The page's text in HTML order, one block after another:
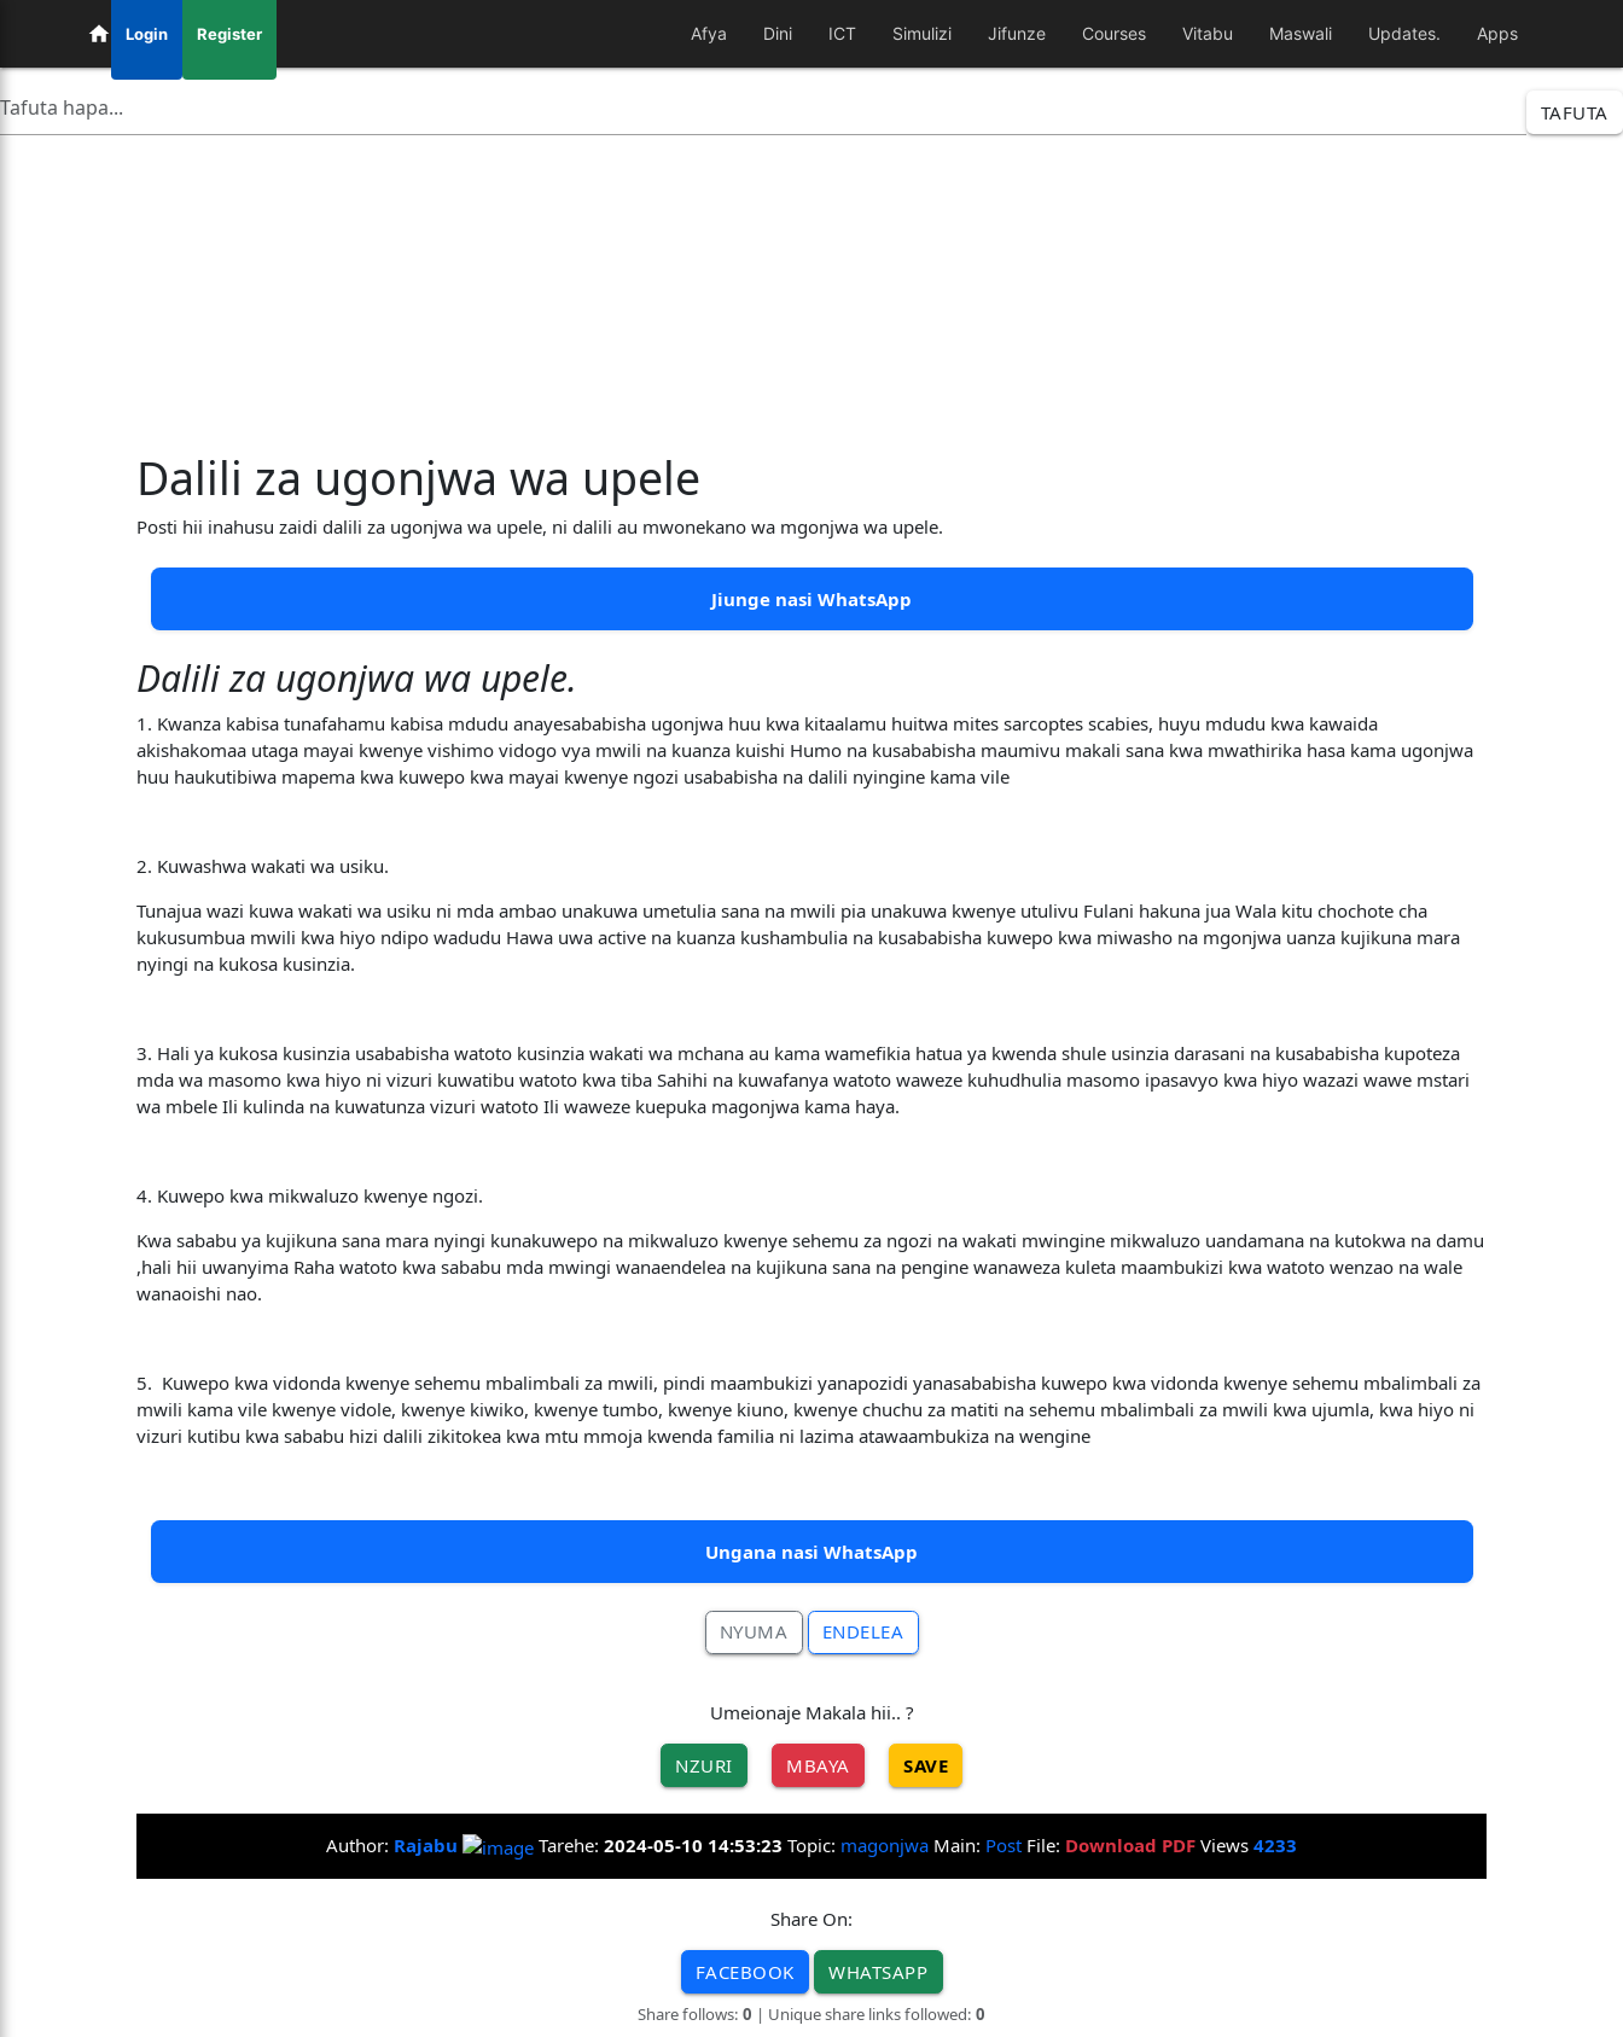
Login Register Afya Dini ICT Simulizi Jifunze Courses Vitabu Maswali Updates. Apps
TAFUTA
Dalili za ugonjwa wa upele
Posti hii inahusu zaidi dalili za ugonjwa wa upele, ni dalili au mwonekano wa mgonjwa wa upele.
Jiunge nasi WhatsApp
Dalili za ugonjwa wa upele.
1. Kwanza kabisa tunafahamu kabisa mdudu anayesababisha ugonjwa huu kwa kitaalamu huitwa mites sarcoptes scabies, huyu mdudu kwa kawaida
akishakomaa utaga mayai kwenye vishimo vidogo vya mwili na kuanza kuishi Humo na kusababisha maumivu makali sana kwa mwathirika hasa kama ugonjwa
huu haukutibiwa mapema kwa kuwepo kwa mayai kwenye ngozi usababisha na dalili nyingine kama vile
2. Kuwashwa wakati wa usiku.
Tunajua wazi kuwa wakati wa usiku ni mda ambao unakuwa umetulia sana na mwili pia unakuwa kwenye utulivu Fulani hakuna jua Wala kitu chochote cha
kukusumbua mwili kwa hiyo ndipo wadudu Hawa uwa active na kuanza kushambulia na kusababisha kuwepo kwa miwasho na mgonjwa uanza kujikuna mara
nyingi na kukosa kusinzia.
3. Hali ya kukosa kusinzia usababisha watoto kusinzia wakati wa mchana au kama wamefikia hatua ya kwenda shule usinzia darasani na kusababisha kupoteza
mda wa masomo kwa hiyo ni vizuri kuwatibu watoto kwa tiba Sahihi na kuwafanya watoto waweze kuhudhulia masomo ipasavyo kwa hiyo wazazi wawe mstari
wa mbele Ili kulinda na kuwatunza vizuri watoto Ili waweze kuepuka magonjwa kama haya.
4. Kuwepo kwa mikwaluzo kwenye ngozi.
Kwa sababu ya kujikuna sana mara nyingi kunakuwepo na mikwaluzo kwenye sehemu za ngozi na wakati mwingine mikwaluzo uandamana na kutokwa na damu
,hali hii uwanyima Raha watoto kwa sababu mda mwingi wanaendelea na kujikuna sana na pengine wanaweza kuleta maambukizi kwa watoto wenzao na wale
wanaoishi nao.
5. Kuwepo kwa vidonda kwenye sehemu mbalimbali za mwili, pindi maambukizi yanapozidi yanasababisha kuwepo kwa vidonda kwenye sehemu mbalimbali za
mwili kama vile kwenye vidole, kwenye kiwiko, kwenye tumbo, kwenye kiuno, kwenye chuchu za matiti na sehemu mbalimbali za mwili kwa ujumla, kwa hiyo ni
vizuri kutibu kwa sababu hizi dalili zikitokea kwa mtu mmoja kwenda familia ni lazima atawaambukiza na wengine
Ungana nasi WhatsApp
NYUMA ENDELEA
Umeionaje Makala hii.. ?
NZURI MBAYA SAVE
Author: Rajabu Tarehe: 2024-05-10 14:53:23 Topic: magonjwa Main: Post File: Download PDF Views 4233
Share On:
FACEBOOK WHATSAPP
Share follows: 0 | Unique share links followed: 0